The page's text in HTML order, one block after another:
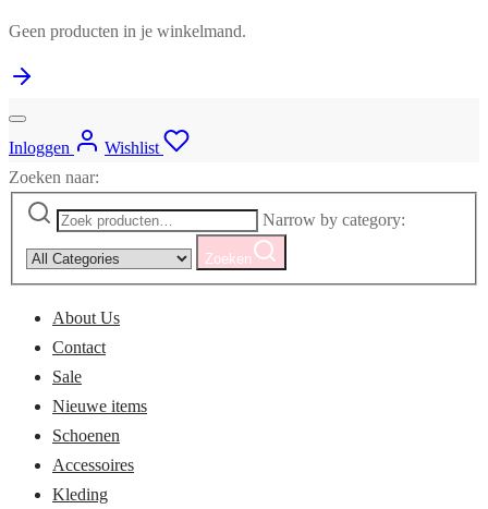
Geen producten in je winkelmand.
Inloggen
Wishlist
Zoeken naar:
Narrow by category:
Zoeken
About Us
Contact
Sale
Nieuwe items
Schoenen
Accessoires
Kleding